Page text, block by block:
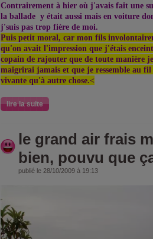
Contrairement à hier où j'avais fait une
la ballade y était aussi mais en voiture
j'suis pas trop fière de moi.
Puis petit moral, car mon fils
qu'on avait l'impression que j'étais
copain de rajouter que de toute manière
maigrirai jamais et que je ressemble au
vivante qu'à autre chose.<
lire la suite
le grand air frais
bien, pouvu que
publié le 28/10/2009 à 19:13